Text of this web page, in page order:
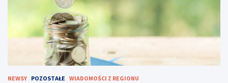
NEWSY POZOSTAŁE WIADOMOŚCI Z REGIONU